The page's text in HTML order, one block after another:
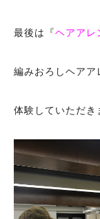
最後は『ヘアアレ
編みおろしヘアア
体験していただ